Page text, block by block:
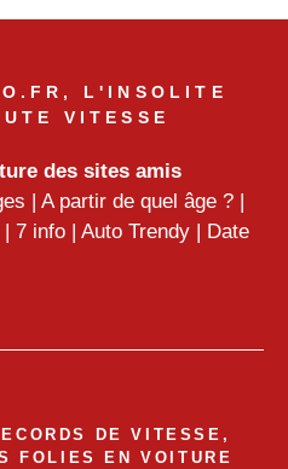
L'INSOLITE
VITESSE
des sites amis
| A partir de quel âge ? |
| 7 info | Auto Trendy | Date
DE VITESSE,
FOLIES EN VOITURE